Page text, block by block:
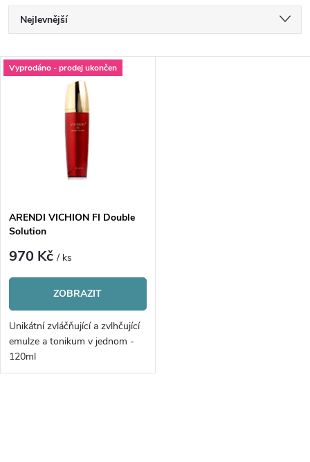
Ř
a
p
r
o
d
u
Nejlevnější
Nejprodávanější
V
s
p
r
o
d
u
Vyprodáno - prodej ukončen
ARENDI VICHION FI Double
Solution
970 Kč/ ks
ZOBRAZIT
Unikátní zvláčňující a zvlhčující
emulze a tonikum v jednom -
120ml